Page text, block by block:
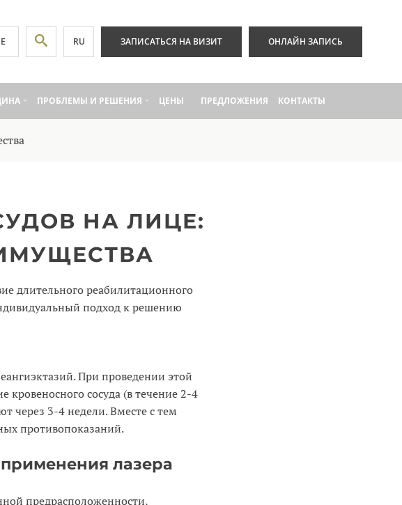
RU ЗАПИСАТЬСЯ НА ВИЗИТ ОНЛАЙН ЗАПИСЬ
ПРОБЛЕМЫ И РЕШЕНИЯ ЦЕНЫ ПРЕДЛОЖЕНИЯ КОНТАКТЫ
НА ЛИЦЕ:
длительного реабилитационного
подход к решению
При проведении этой
сосуда (в течение 2-4
через 3-4 недели. Вместе с тем
противопоказаний.
лазера
предрасположенности,